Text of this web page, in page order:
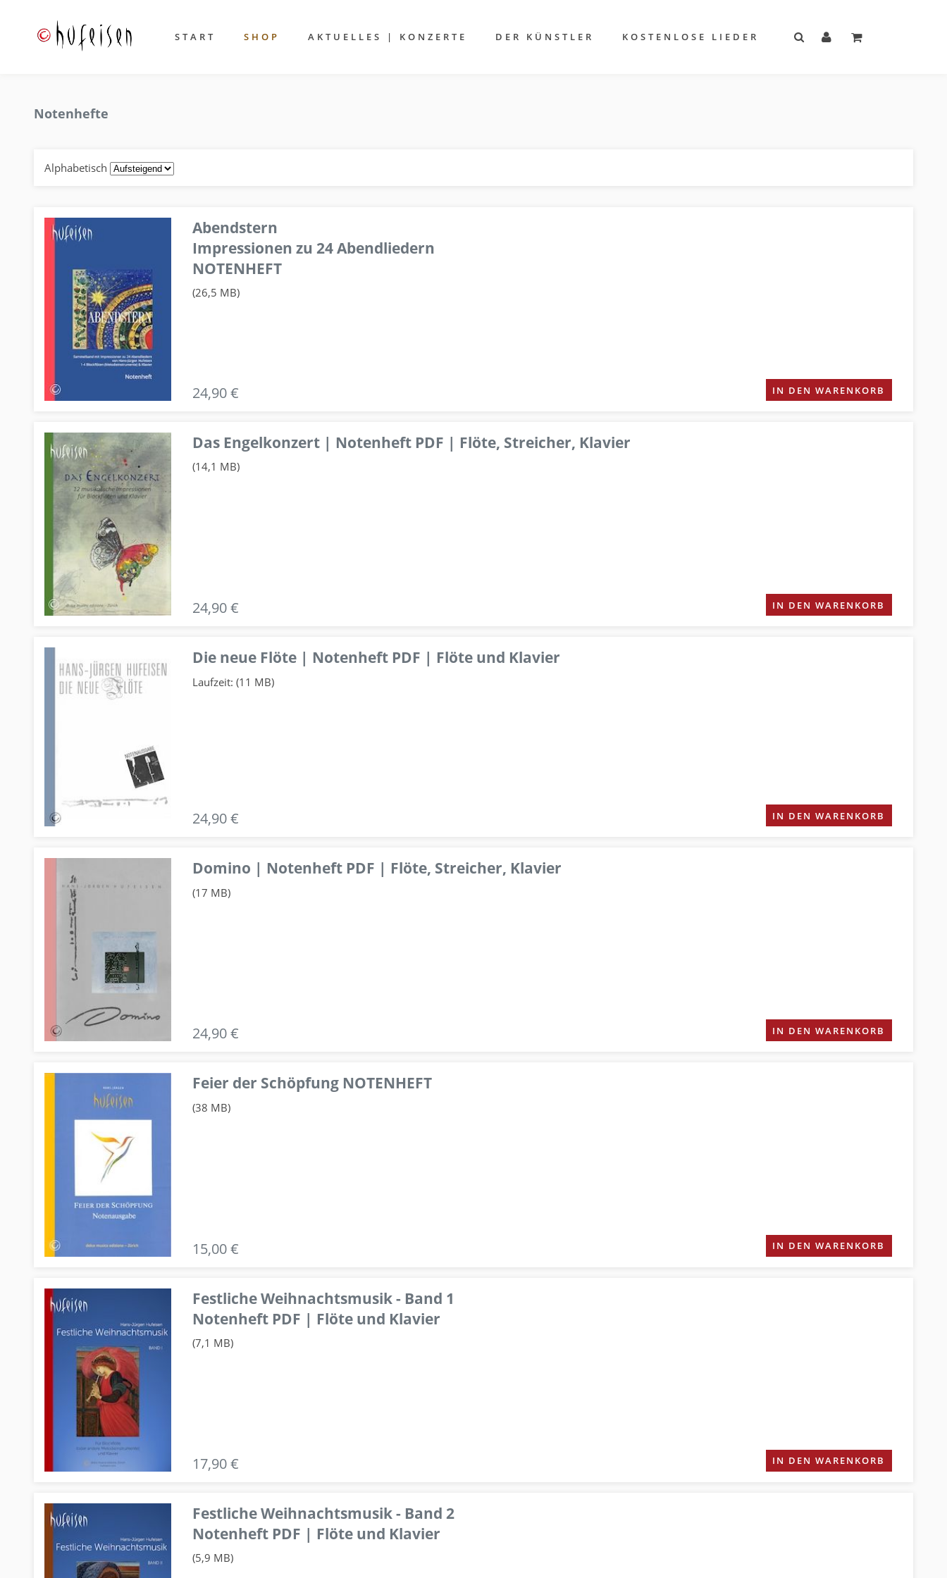
START SHOP AKTUELLES | KONZERTE DER KÜNSTLER KOSTENLOSE LIEDER
Notenhefte
Alphabetisch
Abendstern
Impressionen zu 24 Abendliedern
NOTENHEFT
(26,5 MB)
24,90 € IN DEN WARENKORB
Das Engelkonzert | Notenheft PDF | Flöte, Streicher, Klavier
(14,1 MB)
24,90 € IN DEN WARENKORB
Die neue Flöte | Notenheft PDF | Flöte und Klavier
Laufzeit: (11 MB)
24,90 € IN DEN WARENKORB
Domino | Notenheft PDF | Flöte, Streicher, Klavier
(17 MB)
24,90 € IN DEN WARENKORB
Feier der Schöpfung NOTENHEFT
(38 MB)
15,00 € IN DEN WARENKORB
Festliche Weihnachtsmusik - Band 1
Notenheft PDF | Flöte und Klavier
(7,1 MB)
17,90 € IN DEN WARENKORB
Festliche Weihnachtsmusik - Band 2
Notenheft PDF | Flöte und Klavier
(5,9 MB)